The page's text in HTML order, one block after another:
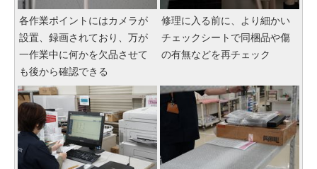
各作業ポイントにはカメラが
設置、録画されており、万が
一作業中に何かを欠品させて
も後から確認できる
修理に入る前に、より細かい
チェックシートで同梱品や傷
の有無などを再チェック